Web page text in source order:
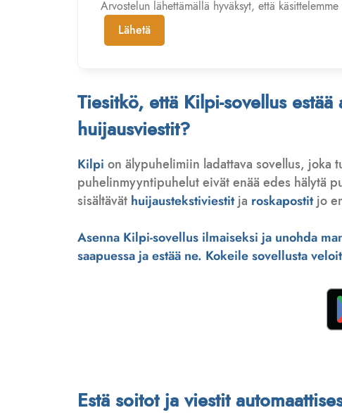
Arvostelun lähettämällä hyväksyt, että
Lähetä
Tiesitkö, että Kilpi-sovellus
huijausviestit?
Kilpi on älypuhelimiin ladattava sovellus, joka
puhelinmyyntipuhelut eivät enää edes hälytä
sisältävät huijaustekstiviestitja roskapostitjo
Asenna Kilpi-sovellus ilmaiseksi ja unohda
saapuessa ja estää ne. Kokeile sovellusta
Estä soitot ja viestit